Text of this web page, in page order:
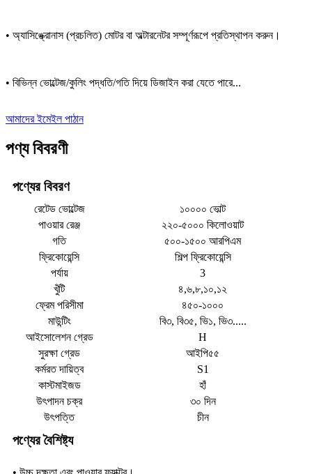
• অ্যাসিঙ্ক্রোনাস (প্রচলিত) মোটর বা অল্টারনেটর সম্পূর্ণরূপে প্রতিস্থাপন করুন।
• বিভিন্ন ভোল্টেজ/কুলিং পদ্ধতি/গতি দিয়ে ডিজাইন করা যেতে পারে...
আমাদের ইমেইল পাঠান
পণ্য বিবরণী
পণ্যের বিবরণ
রেটেড ভোল্টেজ
১০০০০ ভোল্ট
পাওয়ার রেঞ্জ
২২০-৫০০০ কিলোওয়াট
গতি
৫০০-১৫০০ আরপিএম
ফ্রিকোয়েন্সি
শিল্প ফ্রিকোয়েন্সি
পর্যায়
3
খুঁটি
৪,৬,৮,১০,১২
ফ্রেম পরিসীমা
৪৫০-১০০০
মাউন্টিং
বি৩, বি৩৫, ভি১, ভি৩.....
আইসোলেশন গ্রেড
H
সুরক্ষা গ্রেড
আইপি৫৫
কর্মরত দায়িত্ব
S1
কাস্টমাইজড
হাঁ
উৎপাদন চক্র
৩০ দিন
উৎপত্তি
চীন
পণ্যের বৈশিষ্ট্য